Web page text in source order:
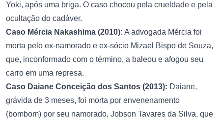
Yoki, após uma briga. O caso chocou pela crueldade e pela
ocultação do cadáver.
Caso Mércia Nakashima (2010): A advogada Mércia foi
morta pelo ex-namorado e ex-sócio Mizael Bispo de Souza,
que, inconformado com o término, a baleou e afogou seu
carro em uma represa.
Caso Daiane Conceição dos Santos (2013): Daiane,
grávida de 3 meses, foi morta por envenenamento
(bombom) por seu namorado, Jobson Tavares da Silva, que